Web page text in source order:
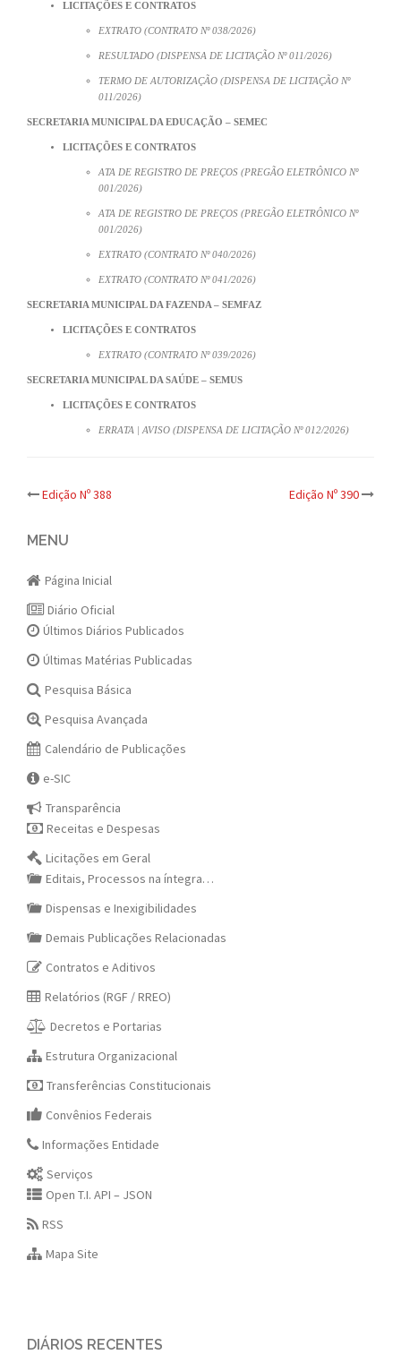
LICITAÇÕES E CONTRATOS
EXTRATO (CONTRATO Nº 038/2026)
RESULTADO (DISPENSA DE LICITAÇÃO Nº 011/2026)
TERMO DE AUTORIZAÇÃO (DISPENSA DE LICITAÇÃO Nº
011/2026)
SECRETARIA MUNICIPAL DA EDUCAÇÃO – SEMEC
LICITAÇÕES E CONTRATOS
ATA DE REGISTRO DE PREÇOS (PREGÃO ELETRÔNICO Nº
001/2026)
ATA DE REGISTRO DE PREÇOS (PREGÃO ELETRÔNICO Nº
001/2026)
EXTRATO (CONTRATO Nº 040/2026)
EXTRATO (CONTRATO Nº 041/2026)
SECRETARIA MUNICIPAL DA FAZENDA – SEMFAZ
LICITAÇÕES E CONTRATOS
EXTRATO (CONTRATO Nº 039/2026)
SECRETARIA MUNICIPAL DA SAÚDE – SEMUS
LICITAÇÕES E CONTRATOS
ERRATA | AVISO (DISPENSA DE LICITAÇÃO Nº 012/2026)
Post
navigation
Edição Nº 388 Edição Nº 390
MENU
Página Inicial
Diário Oficial
Últimos Diários Publicados
Últimas Matérias Publicadas
Pesquisa Básica
Pesquisa Avançada
Calendário de Publicações
e-SIC
Transparência
Receitas e Despesas
Licitações em Geral
Editais, Processos na íntegra…
Dispensas e Inexigibilidades
Demais Publicações Relacionadas
Contratos e Aditivos
Relatórios (RGF / RREO)
Decretos e Portarias
Estrutura Organizacional
Transferências Constitucionais
Convênios Federais
Informações Entidade
Serviços
Open T.I. API – JSON
RSS
Mapa Site
DIÁRIOS RECENTES